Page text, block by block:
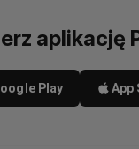
aplikację
Play App